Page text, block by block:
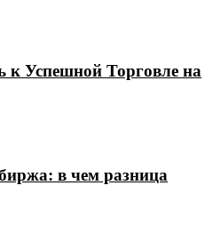
к Успешной Торговле на
в чем разница